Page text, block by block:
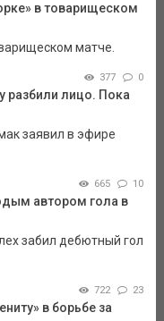
в товарищеском
матче.
377 0
разбили лицо. Пока
заявил в эфире
665 10
автором гола в
забил дебютный гол
722 23
в борьбе за